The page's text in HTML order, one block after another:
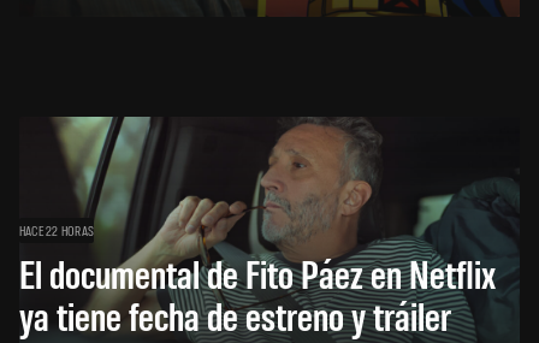
HACE 22 HORAS
El documental de Fito Páez en Netflix
ya tiene fecha de estreno y tráiler